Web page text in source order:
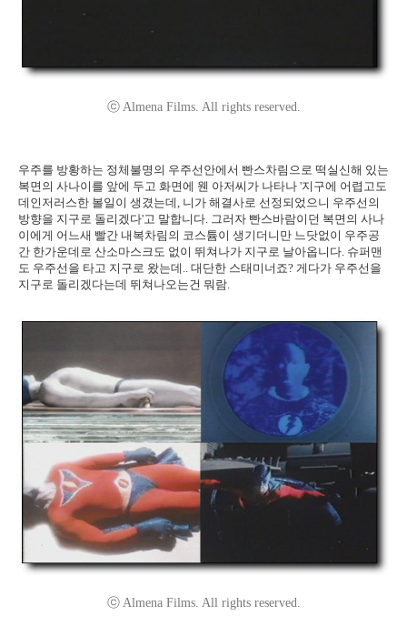
ⓒ Almena Films. All rights reserved.
우주를 방황하는 정체불명의 우주선안에서 빤스차림으로 떡실신해 있는
복면의 사나이를 앞에 두고 화면에 웬 아저씨가 나타나 '지구에 어렵고도
데인저러스한 볼일이 생겼는데, 니가 해결사로 선정되었으니 우주선의
방향을 지구로 돌리겠다'고 말합니다. 그러자 빤스바람이던 복면의 사나
이에게 어느새 빨간 내복차림의 코스튬이 생기더니만 느닷없이 우주공
간 한가운데로 산소마스크도 없이 뛰쳐나가 지구로 날아옵니다. 슈퍼맨
도 우주선을 타고 지구로 왔는데.. 대단한 스태미너죠? 게다가 우주선을
지구로 돌리겠다는데 뛰쳐나오는건 뭐람.
ⓒ Almena Films. All rights reserved.